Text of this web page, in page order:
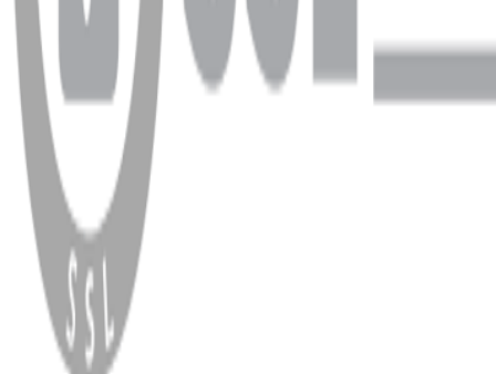
WhatsApp Facebook
Copyright
2026 Dükkan Hifi